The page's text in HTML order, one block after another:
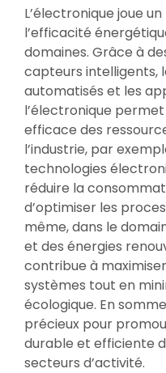
L’électronique joue
l’efficacité
domaines. Grâce à
capteurs intelligents,
automatisés et les
l’électronique
efficace des
l’industrie, par
technologies
réduire la
d’optimiser les
même, dans le
et des énergies
contribue à
systèmes tout en
écologique. En
précieux pour
durable et efficiente
secteurs d’activité.